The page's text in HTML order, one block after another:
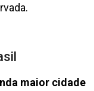
maior cidade